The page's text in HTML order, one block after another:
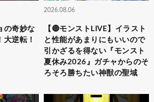
の奇妙な
大逆転！
2026.08.06
【🔴モンストLIVE】イラスト
と性能があまりにもいいので
引かざるを得ない『モンスト
夏休み2026』ガチャからのそ
ろそろ勝ちたい神獣の聖域